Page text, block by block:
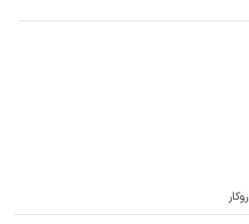
روکار